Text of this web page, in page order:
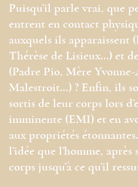
Puisqu’il parle vrai, que
entrent en contact
auxquels ils apparaissent
Thérèse de Lisieux…) et
(Padre Pio, Mère
Malestroit…) ? Enfin, ils
sortis de leur corps lors
imminente (EMI) et en
aux propriétés
l’idée que l’homme,
corps jusqu’à ce qu’il